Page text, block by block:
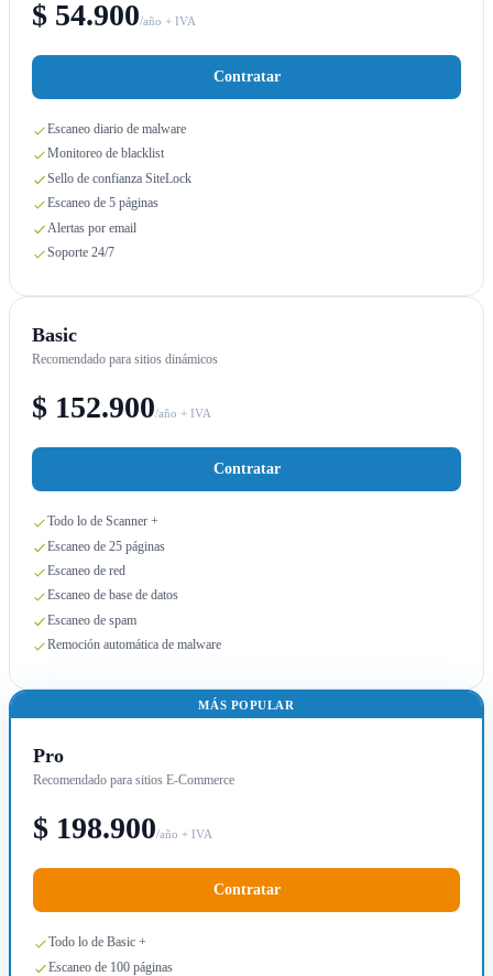
$ 54.900/año + IVA
Contratar
Escaneo diario de malware
Monitoreo de blacklist
Sello de confianza SiteLock
Escaneo de 5 páginas
Alertas por email
Soporte 24/7
Basic
Recomendado para sitios dinámicos
$ 152.900/año + IVA
Contratar
Todo lo de Scanner +
Escaneo de 25 páginas
Escaneo de red
Escaneo de base de datos
Escaneo de spam
Remoción automática de malware
MÁS POPULAR
Pro
Recomendado para sitios E-Commerce
$ 198.900/año + IVA
Contratar
Todo lo de Basic +
Escaneo de 100 páginas